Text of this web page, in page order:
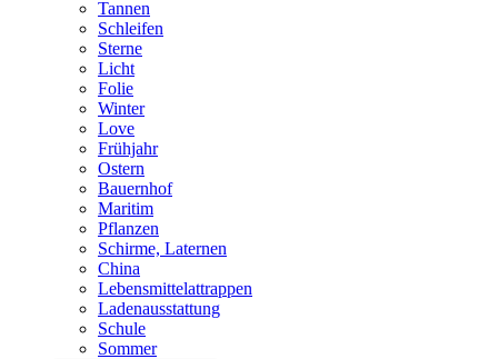
Tannen
Schleifen
Sterne
Licht
Folie
Winter
Love
Frühjahr
Ostern
Bauernhof
Maritim
Pflanzen
Schirme, Laternen
China
Lebensmittelattrappen
Ladenausstattung
Schule
Sommer